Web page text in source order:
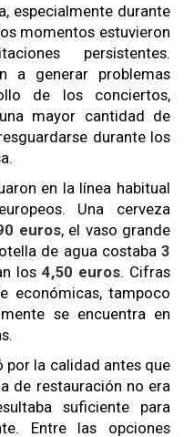
especialmente durante
momentos estuvieron
persistentes.
a generar problemas
de los conciertos,
mayor cantidad de
durante los
en la línea habitual
Una cerveza
euros, el vaso grande
de agua costaba3
los 4,50 euros. Cifras
económicas, tampoco
se encuentra en
la calidad antes que
de restauración no era
suficiente para
Entre las opciones